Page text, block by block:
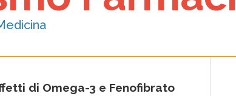
di Omega-3 e Fenofibrato